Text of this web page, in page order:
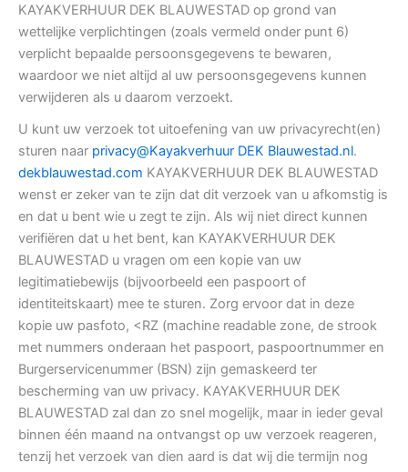
KAYAKVERHUUR DEK BLAUWESTAD op grond van
wettelijke verplichtingen (zoals vermeld onder punt 6)
verplicht bepaalde persoonsgegevens te bewaren,
waardoor we niet altijd al uw persoonsgegevens kunnen
verwijderen als u daarom verzoekt.
U kunt uw verzoek tot uitoefening van uw privacyrecht(en)
sturen naar privacy@Kayakverhuur DEK Blauwestad.nl.
dekblauwestad.com KAYAKVERHUUR DEK BLAUWESTAD
wenst er zeker van te zijn dat dit verzoek van u afkomstig is
en dat u bent wie u zegt te zijn. Als wij niet direct kunnen
verifiëren dat u het bent, kan KAYAKVERHUUR DEK
BLAUWESTAD u vragen om een kopie van uw
legitimatiebewijs (bijvoorbeeld een paspoort of
identiteitskaart) mee te sturen. Zorg ervoor dat in deze
kopie uw pasfoto, <RZ (machine readable zone, de strook
met nummers onderaan het paspoort, paspoortnummer en
Burgerservicenummer (BSN) zijn gemaskeerd ter
bescherming van uw privacy. KAYAKVERHUUR DEK
BLAUWESTAD zal dan zo snel mogelijk, maar in ieder geval
binnen één maand na ontvangst op uw verzoek reageren,
tenzij het verzoek van dien aard is dat wij die termijn nog